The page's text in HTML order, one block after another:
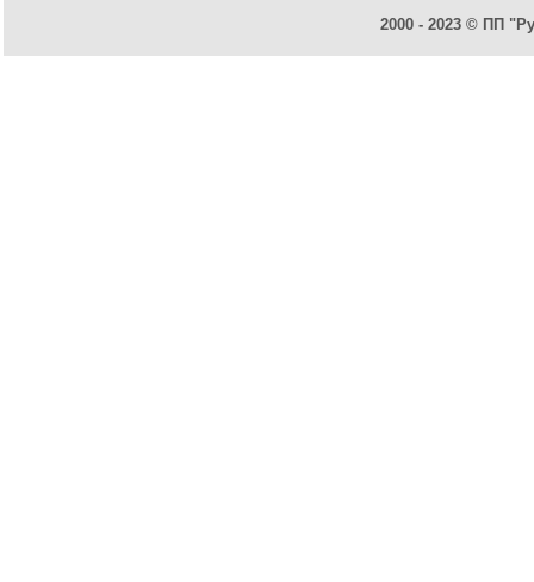
2000 - 2023 © ПП